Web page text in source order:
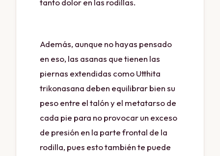
tanto dolor en las rodillas.
Además, aunque no hayas pensado
en eso, las asanas que tienen las
piernas extendidas como Utthita
trikonasana deben equilibrar bien su
peso entre el talón y el metatarso de
cada pie para no provocar un exceso
de presión en la parte frontal de la
rodilla, pues esto también te puede